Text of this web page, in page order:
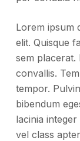
Lorem ipsum
elit. Quisque
sem placerat.
convallis.
tempor.
bibendum
lacinia
vel class